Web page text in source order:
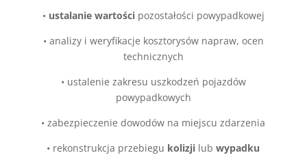
• ustalanie wartości pozostałości powypadkowej
• analizy i weryfikacje kosztorysów napraw, ocen
technicznych
• ustalenie zakresu uszkodzeń pojazdów
powypadkowych
•zabezpieczenie dowodów na miejscu zdarzenia
• rekonstrukcja przebiegu kolizji lubwypadku